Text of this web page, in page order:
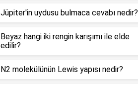
Jüpiter'in uydusu bulmaca cevabı nedir?
Beyaz hangi iki rengin karışımı ile elde
edilir?
N2 molekülünün Lewis yapısı nedir?